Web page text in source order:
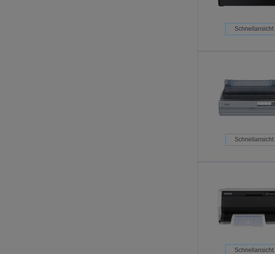
Schnellansicht
Schnellansicht
Schnellansicht